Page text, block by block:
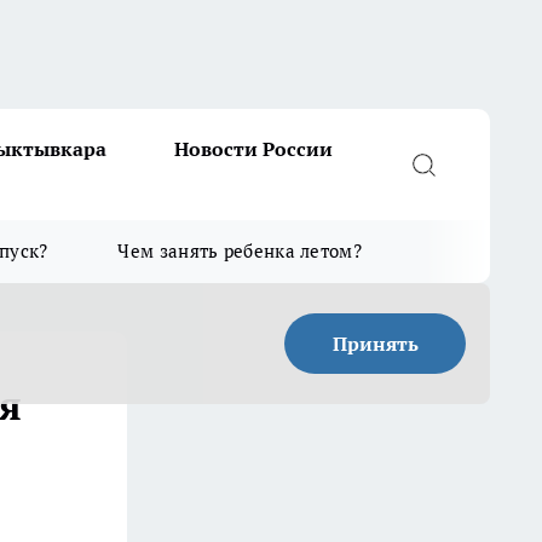
Новости России
Чем занять ребенка летом?
Принять